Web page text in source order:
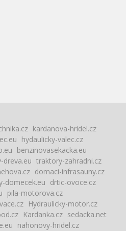
kardanova-hridel.cz
hydaulicky-valec.cz
benzinovasekacka.eu
dreva.eu traktory-zahradni.cz
domaci-infrasauny.cz
domecek.eu drtic-ovoce.cz
pila-motorova.cz
Hydraulicky-motor.cz
Kardanka.cz sedacka.net
nahonovy-hridel.cz